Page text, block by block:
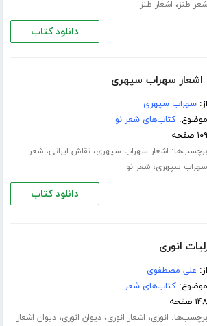
شعر طنز، اشعار طنز
دانلود کتاب
اشعار سهراب سپهری
از:سهراب سپهری
موضوع:کتاب‌های شعر نو
۱۰۹ صفحه
برچسب‌ها: اشعار سهراب سپهری،نقاش ایرانی،شعر
سهراب سپهری،شعر نو
دانلود کتاب
انوری
از: علی مصطفوی
موضوع:کتاب‌های شعر
۱۴۸ صفحه
برچسب‌ها: انوری، اشعار انوری،دیوان انوری،دیوان اشعار